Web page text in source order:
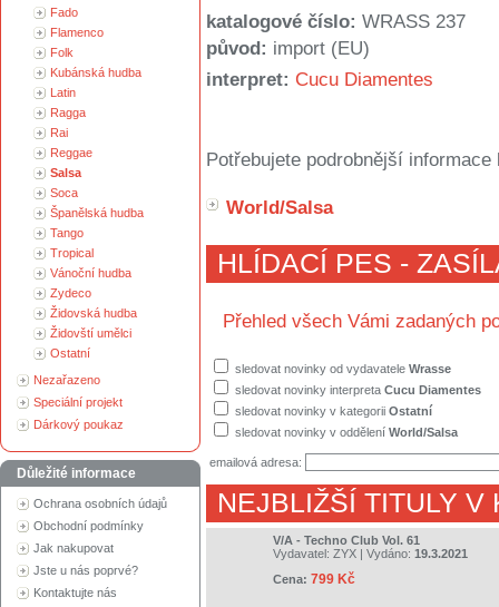
Fado
Flamenco
Folk
Kubánská hudba
Latin
Ragga
Rai
Reggae
Salsa
Soca
Španělská hudba
Tango
Tropical
Vánoční hudba
Zydeco
Židovská hudba
Židovští umělci
Ostatní
Nezařazeno
Speciální projekt
Dárkový poukaz
Důležité informace
Ochrana osobních údajů
Obchodní podmínky
Jak nakupovat
Jste u nás poprvé?
Kontaktujte nás
katalogové číslo: WRASS 237
původ: import (EU)
interpret: Cucu Diamentes
Potřebujete podrobnější
World/Salsa
HLÍDACÍ PES -
Přehled všech Vámi zadaných
sledovat novinky od vydavatele Wrasse
sledovat novinky interpreta Cucu Diamentes
sledovat novinky v kategorii Ostatní
sledovat novinky v oddělení World/Salsa
emailová adresa:
NEJBLIŽŠÍ TITULY V
V/A - Techno Club Vol. 61
Vydavatel: ZYX | Vydáno: 19.3.2021
Cena: 799 Kč